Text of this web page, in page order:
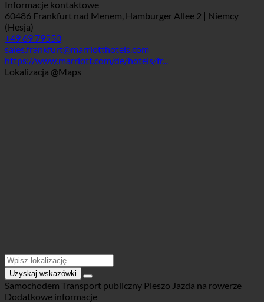
Zakładka
Informacje kontaktowe
60486 Frankfurt nad Menem, Hamburger Allee 2 | Niemcy
(Hesja)
+49 69 79550
sales.frankfurt@marriotthotels.com